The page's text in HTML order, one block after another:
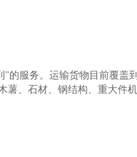
服务。运输货物目前覆盖
、石材、钢结构、重大件